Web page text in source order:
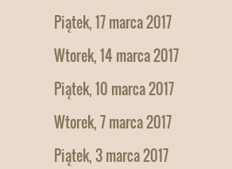
Piątek, 17 marca 2017
Wtorek, 14 marca 2017
Piątek, 10 marca 2017
Wtorek, 7 marca 2017
Piątek, 3 marca 2017